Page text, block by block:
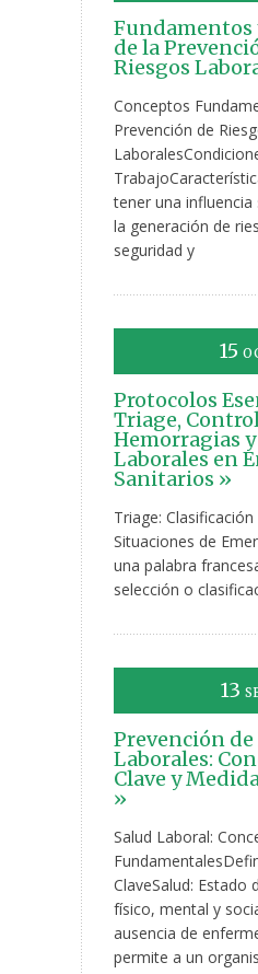
Fundamentos
de la
Riesgos
Conceptos
Prevención de
tener una influencia
la generación de
seguridad y
15
Protocolos
Triage,
Hemorragias
Laborales en
Sanitarios »
Triage:
Situaciones de
una palabra
selección o
13
Prevención de
Laborales:
Clave y
»
Salud Laboral:
ClaveSalud: Estado
físico, mental y
ausencia de
permite a un